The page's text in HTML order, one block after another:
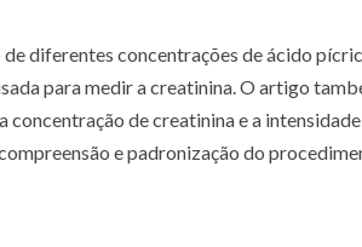
diferentes concentrações de ácido
para medir a creatinina. O artigo
de creatinina e a
e padronização do